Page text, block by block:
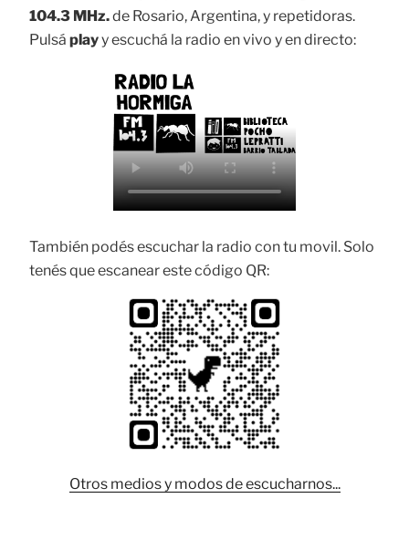
104.3 MHz.de Rosario, Argentina, y repetidoras.
Pulsá playy escuchá la radio en vivo y en directo:
También podés escuchar la radio con tu movil. Solo
tenés que escanear este código QR:
Otros medios y modos de escucharnos...